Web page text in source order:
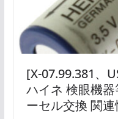
[X-07.99.381、
ハイネ 検眼機
ーセル交換 関連